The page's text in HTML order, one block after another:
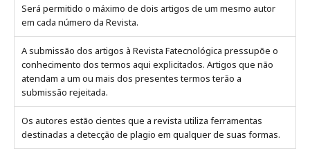
Será permitido o máximo de dois artigos de um mesmo autor
em cada número da Revista.
A submissão dos artigos à Revista Fatecnológica pressupõe o
conhecimento dos termos aqui explicitados. Artigos que não
atendam a um ou mais dos presentes termos terão a
submissão rejeitada.
Os autores estão cientes que a revista utiliza ferramentas
destinadas a detecção de plagio em qualquer de suas formas.